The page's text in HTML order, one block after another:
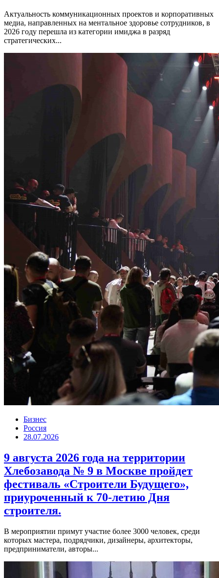
Актуальность коммуникационных проектов и корпоративных
медиа, направленных на ментальное здоровье сотрудников, в
2026 году перешла из категории имиджа в разряд
стратегических...
Бизнес
Россия
28.07.2026
9 августа 2026 года на территории
Хлебозавода № 9 в Москве пройдет
фестиваль «Строители Будущего»,
приуроченный к 70-летию Дня
строителя.
В мероприятии примут участие более 3000 человек, среди
которых мастера, подрядчики, дизайнеры, архитекторы,
предприниматели, авторы...